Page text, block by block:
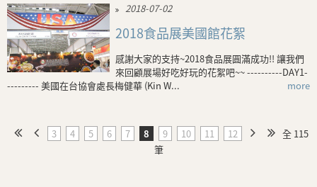
2018-07-02
2018食品展美國館花絮
感謝大家的支持~2018食品展圓滿成功!! 讓我們
來回顧展場好吃好玩的花絮吧~~ ----------DAY1-
--------- 美國在台協會處長梅健華 (Kin W...
more
3 4 5 6 7 8 9 10 11 12
全 115
筆